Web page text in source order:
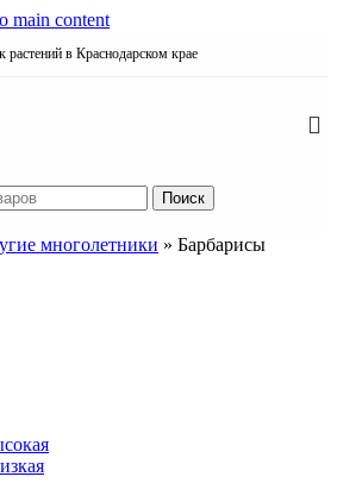
main content
растений в Краснодарском крае
Поиск
многолетники » Барбарисы